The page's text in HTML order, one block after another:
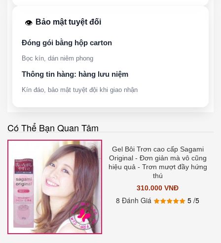
👁️ Bảo mật tuyệt đối
Đóng gói bằng hộp carton
Bọc kín, dán niêm phong
Thông tin hàng: hàng lưu niệm
Kín đáo, bảo mật tuyệt đội khi giao nhận
Có Thể Bạn Quan Tâm
Gel Bôi Trơn cao cấp Sagami
Original - Đơn giản mà vô cũng
hiệu quả - Trơn mượt đầy hứng
thú
310.000 VNĐ
8 Đánh Giá 5/5